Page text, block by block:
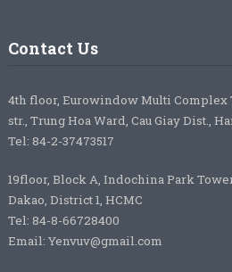
Contact Us
4th floor, Eurowindow Multi Complex
str., Trung Hoa Ward, Cau Giay Dist.,
Tel: 84-2-37473517
19floor, Block A, Indochina Park
Dakao, District 1, HCMC
Tel: 84-8-66728400
Email: Yenvuv@gmail.com